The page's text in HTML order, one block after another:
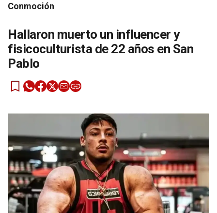
Conmoción
Hallaron muerto un influencer y
fisicoculturista de 22 años en San
Pablo